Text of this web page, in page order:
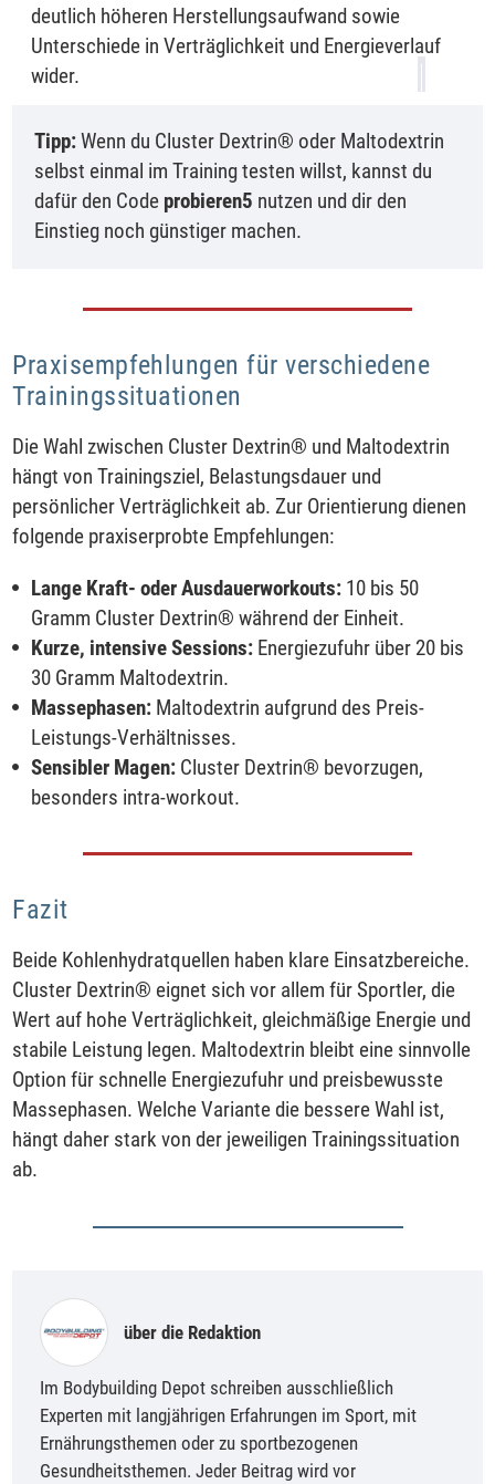
deutlich höheren Herstellungsaufwand sowie
Unterschiede in Verträglichkeit und Energieverlauf
wider.
Tipp:Wenn du Cluster Dextrin® oder Maltodextrin
selbst einmal im Training testen willst, kannst du
dafür den Code probieren5 nutzen und dir den
Einstieg noch günstiger machen.
Praxisempfehlungen für verschiedene
Trainingssituationen
Die Wahl zwischen Cluster Dextrin® und Maltodextrin
hängt von Trainingsziel, Belastungsdauer und
persönlicher Verträglichkeit ab. Zur Orientierung dienen
folgende praxiserprobte Empfehlungen:
Lange Kraft- oder Ausdauerworkouts: 10 bis 50
Gramm Cluster Dextrin® während der Einheit.
Kurze, intensive Sessions: Energiezufuhr über 20 bis
30 Gramm Maltodextrin.
Massephasen: Maltodextrin aufgrund des Preis-
Leistungs-Verhältnisses.
Sensibler Magen: Cluster Dextrin® bevorzugen,
besonders intra-workout.
Fazit
Beide Kohlenhydratquellen haben klare Einsatzbereiche.
Cluster Dextrin® eignet sich vor allem für Sportler, die
Wert auf hohe Verträglichkeit, gleichmäßige Energie und
stabile Leistung legen. Maltodextrin bleibt eine sinnvolle
Option für schnelle Energiezufuhr und preisbewusste
Massephasen. Welche Variante die bessere Wahl ist,
hängt daher stark von der jeweiligen Trainingssituation
ab.
über die Redaktion
Im Bodybuilding Depot schreiben ausschließlich
Experten mit langjährigen Erfahrungen im Sport, mit
Ernährungsthemen oder zu sportbezogenen
Gesundheitsthemen. Jeder Beitrag wird vor